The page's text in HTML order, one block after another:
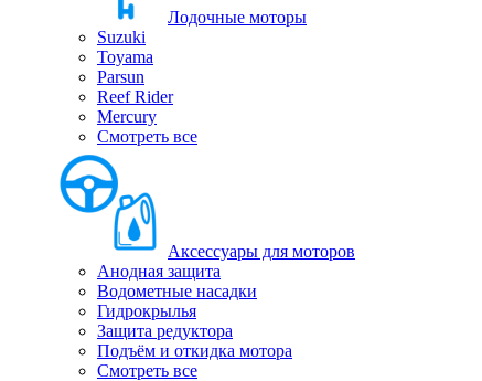
Лодочные моторы
Suzuki
Toyama
Parsun
Reef Rider
Mercury
Смотреть все
Аксессуары для моторов
Анодная защита
Водометные насадки
Гидрокрылья
Защита редуктора
Подъём и откидка мотора
Смотреть все